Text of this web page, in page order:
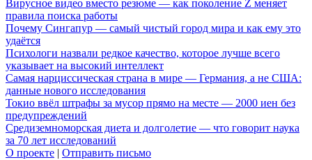
Вирусное видео вместо резюме — как поколение Z меняет
правила поиска работы
Почему Сингапур — самый чистый город мира и как ему это
удаётся
Психологи назвали редкое качество, которое лучше всего
указывает на высокий интеллект
Самая нарциссическая страна в мире — Германия, а не США:
данные нового исследования
Токио ввёл штрафы за мусор прямо на месте — 2000 иен без
предупреждений
Средиземноморская диета и долголетие — что говорит наука
за 70 лет исследований
О проекте | Отправить письмо